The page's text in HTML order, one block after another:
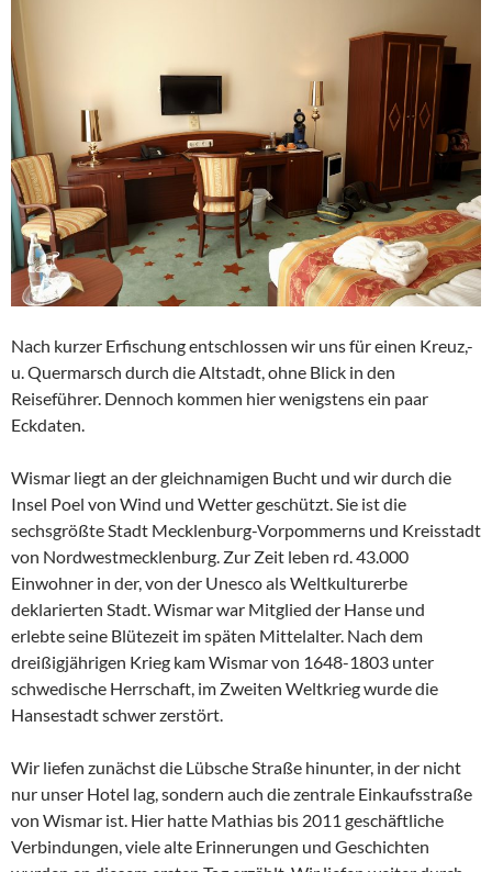
Nach kurzer Erfischung entschlossen wir uns für einen Kreuz,-
u. Quermarsch durch die Altstadt, ohne Blick in den
Reiseführer. Dennoch kommen hier wenigstens ein paar
Eckdaten.
Wismar liegt an der gleichnamigen Bucht und wir durch die
Insel Poel von Wind und Wetter geschützt. Sie ist die
sechsgrößte Stadt Mecklenburg-Vorpommerns und Kreisstadt
von Nordwestmecklenburg. Zur Zeit leben rd. 43.000
Einwohner in der, von der Unesco als Weltkulturerbe
deklarierten Stadt. Wismar war Mitglied der Hanse und
erlebte seine Blütezeit im späten Mittelalter. Nach dem
dreißigjährigen Krieg kam Wismar von 1648-1803 unter
schwedische Herrschaft, im Zweiten Weltkrieg wurde die
Hansestadt schwer zerstört.
Wir liefen zunächst die Lübsche Straße hinunter, in der nicht
nur unser Hotel lag, sondern auch die zentrale Einkaufsstraße
von Wismar ist. Hier hatte Mathias bis 2011 geschäftliche
Verbindungen, viele alte Erinnerungen und Geschichten